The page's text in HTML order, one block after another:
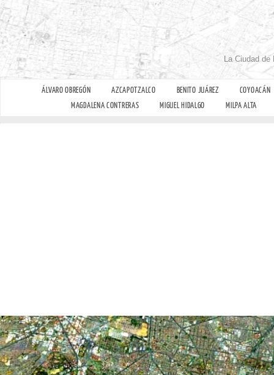
La Ciudad
ÁLVARO OBREGÓN AZCAPOTZALCO BENITO JUÁREZ
COYOACÁN
MAGDALENA CONTRERAS
MIGUEL HIDALGO MILPA ALTA